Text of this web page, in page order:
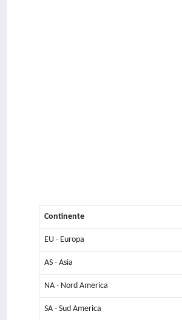
Continente
EU - Europa
AS - Asia
NA - Nord America
SA - Sud America